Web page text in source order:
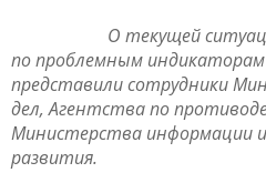
О текущей
по проблемным
представили сотрудники
дел, Агентства по
Министерства информации
развития.